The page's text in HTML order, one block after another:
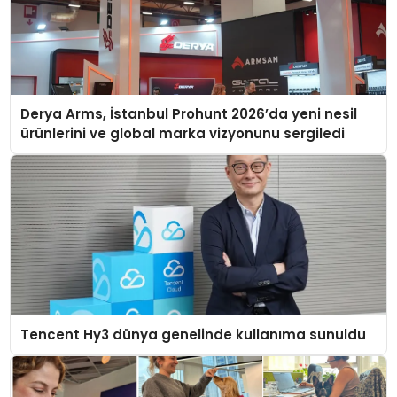
Derya Arms, İstanbul Prohunt 2026’da yeni nesil
ürünlerini ve global marka vizyonunu sergiledi
Tencent Hy3 dünya genelinde kullanıma sunuldu